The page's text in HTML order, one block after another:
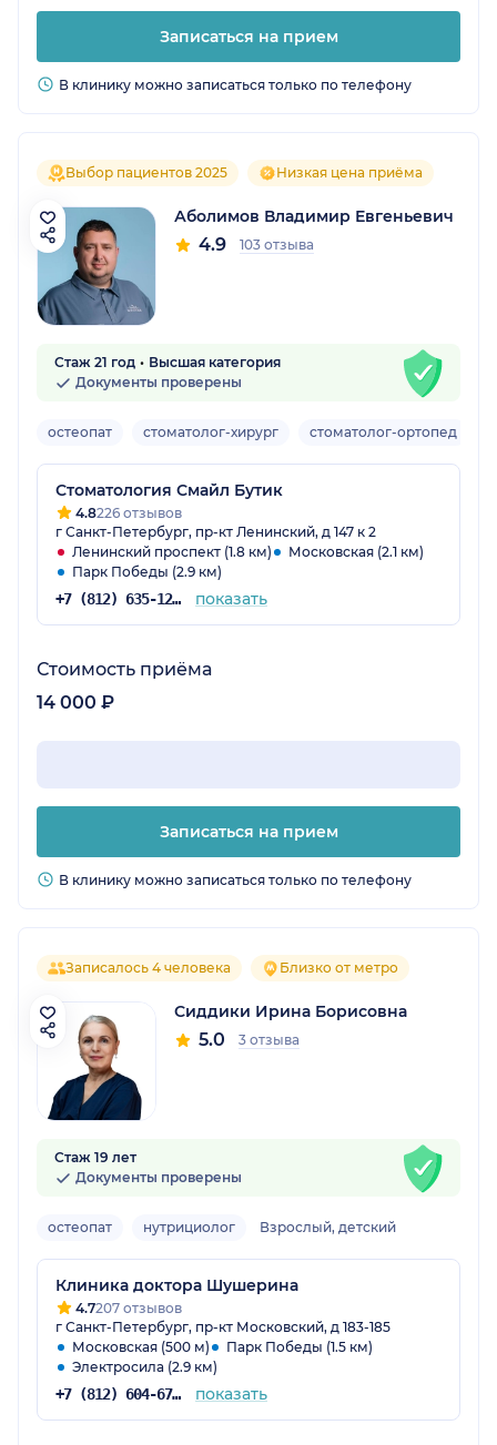
Записаться на прием
В клинику можно записаться только по телефону
Выбор пациентов 2025 Низкая цена приёма
Аболимов Владимир Евгеньевич
4.9 103 отзыва
Стаж 21 год
Высшая категория
Документы проверены
остеопат стоматолог-хирург стоматолог-ортопед
Стоматология Смайл Бутик
4.8226 отзывов
г Санкт-Петербург, пр-кт Ленинский, д 147 к 2
Ленинский проспект (1.8 км)
Московская (2.1 км)
Парк Победы (2.9 км)
+7 (812) 635-12-23 показать
Стоимость приёма
14 000 ₽
Записаться на прием
В клинику можно записаться только по телефону
Записалось 4 человека Близко от метро
Сиддики Ирина Борисовна
5.0 3 отзыва
Стаж 19 лет
Документы проверены
остеопат нутрициолог Взрослый, детский
Клиника доктора Шушерина
4.7207 отзывов
г Санкт-Петербург, пр-кт Московский, д 183-185
Московская (500 м)
Парк Победы (1.5 км)
Электросила (2.9 км)
+7 (812) 604-67-48 показать